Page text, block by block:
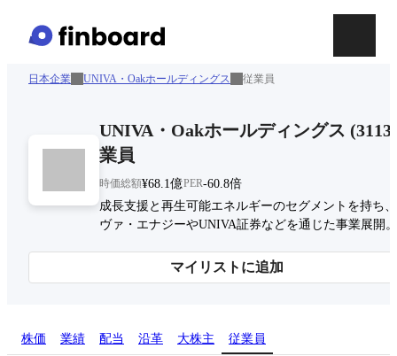
日本企業 UNIVA・Oakホールディングス 従業員
UNIVA・Oakホールディングス (3113
業員
時価総額¥68.1億PER-60.8倍
成長支援と再生可能エネルギーのセグメントを持ち
ヴァ・エナジーやUNIVA証券などを通じた事業展開。
マイリストに追加
株価 業績 配当 沿革 大株主 従業員